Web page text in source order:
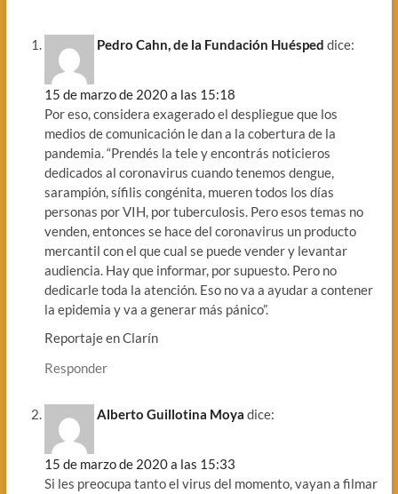
Pedro Cahn, de la Fundación Huésped dice:
15 de marzo de 2020 a las 15:18
Por eso, considera exagerado el despliegue que los
medios de comunicación le dan a la cobertura de la
pandemia. “Prendés la tele y encontrás noticieros
dedicados al coronavirus cuando tenemos dengue,
sarampión, sífilis congénita, mueren todos los días
personas por VIH, por tuberculosis. Pero esos temas no
venden, entonces se hace del coronavirus un producto
mercantil con el que cual se puede vender y levantar
audiencia. Hay que informar, por supuesto. Pero no
dedicarle toda la atención. Eso no va a ayudar a contener
la epidemia y va a generar más pánico”.
Reportaje en Clarín
Responder
Alberto Guillotina Moya dice:
15 de marzo de 2020 a las 15:33
Si les preocupa tanto el virus del momento, vayan a filmar